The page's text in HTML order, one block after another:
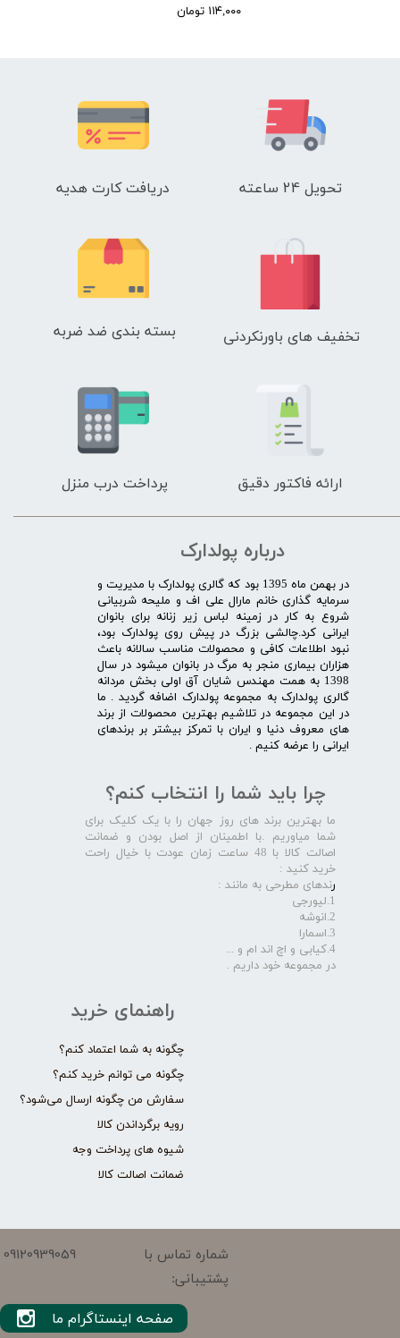
۱۱۴,۰۰۰ تومان
تحویل 24 ساعته دریافت کارت هدیه
تخفیف های باورنکردنی بسته بندی ضد ضربه
ارائه فاکتور دقیق پرداخت درب منزل
درباره پولدارک
در بهمن ماه 1395 بود که گالری پولدارک با مدیریت و
سرمایه گذاری خانم مارال علی اف و ملیحه شربیانی
شروع به کار در زمینه لباس زیر زنانه برای بانوان
ایرانی کرد.چالشی بزرگ در پیش روی پولدارک بود،
نبود اطلاعات کافی و محصولات مناسب سالانه باعث
هزاران بیماری منجر به مرگ در بانوان میشود در سال
1398 به همت مهندس شایان آق اولی بخش مردانه
گالری پولدارک به مجموعه پولدارک اضافه گردید . ما
در این مجموعه در تلاشیم بهترین محصولات از برند
های معروف دنیا و ایران با تمرکز بیشتر بر برندهای
ایرانی را عرضه کنیم .​​​​​​​
راهنمای خرید
چگونه به شما اعتماد کنم؟
چگونه می توانم خرید کنم؟
سفارش من چگونه ارسال می‌شود؟
رویه برگرداندن کالا
شیوه های پرداخت وجه
ضمانت اصالت کالا
چرا باید شما را انتخاب کنم؟
ما بهترین برند های روز جهان را با یک کلیک برای
شما میاوریم .با اطمینان از اصل بودن و ضمانت
اصالت کالا با 48 ساعت زمان عودت با خیال راحت
خرید کنید :
رندهای مطرحی به مانند :
1.لیورجی
2.انوشه
3.اسمارا
4.کیابی و اچ اند ام و ...
در مجموعه خود داریم .​​​​​​​
شماره تماس با
پشتیبانی:
09120939059
صفحه اینستاگرام ما